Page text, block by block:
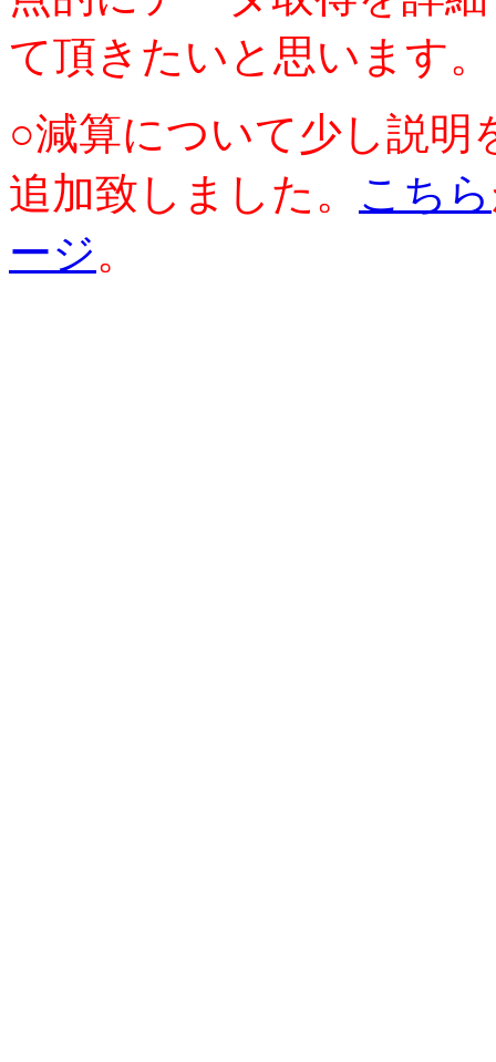
て頂きたいと思います。
○減算について少し説明
追加致しました。 こちら
ージ。